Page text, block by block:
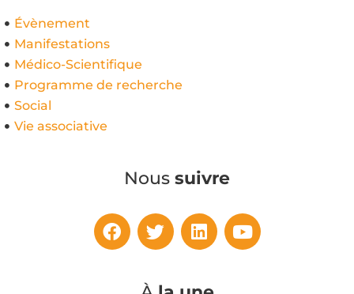
Évènement
Manifestations
Médico-Scientifique
Programme de recherche
Social
Vie associative
Nous suivre